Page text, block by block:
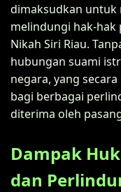
dimaksudkan untuk
melindungi hak-hak
Nikah Siri Riau.
hubungan suami
negara, yang
bagi berbagai
diterima oleh
Dampak
dan